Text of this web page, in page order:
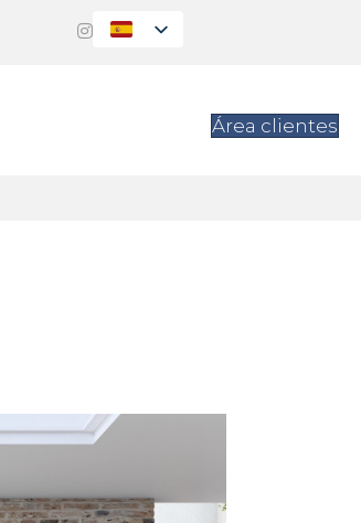
Área clientes